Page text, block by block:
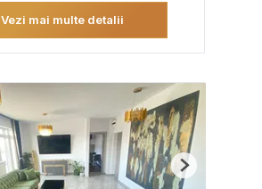
Vezi mai multe detalii
Next